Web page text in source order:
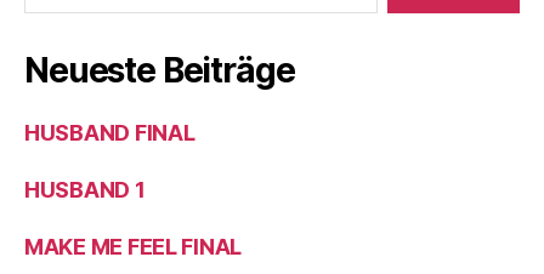
Neueste Beiträge
HUSBAND FINAL
HUSBAND 1
MAKE ME FEEL FINAL